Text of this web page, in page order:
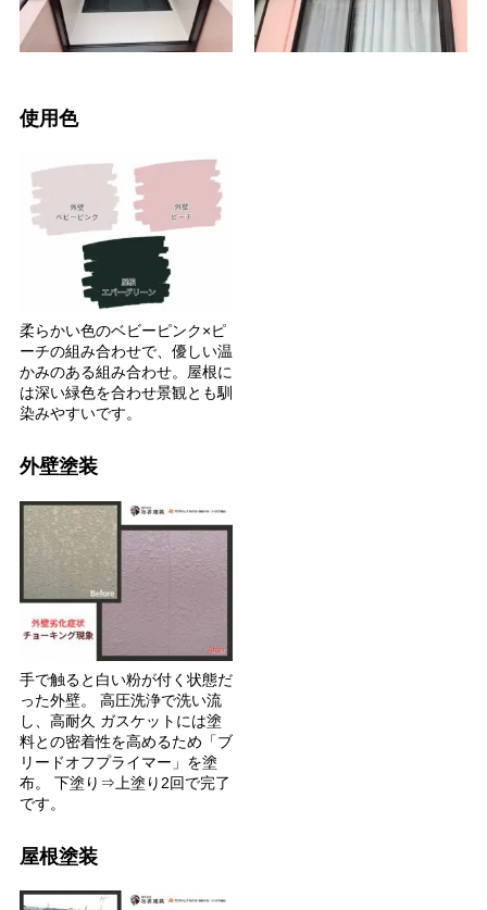
使用色
柔らかい色のベビーピンク×ピ
ーチの組み合わせで、優しい温
かみのある組み合わせ。屋根に
は深い緑色を合わせ景観とも馴
染みやすいです。
外壁塗装
手で触ると白い粉が付く状態だ
った外壁。 高圧洗浄で洗い流
し、高耐久 ガスケットには塗
料との密着性を高めるため「ブ
リードオフプライマー」を塗
布。 下塗り⇒上塗り2回で完了
です。
屋根塗装